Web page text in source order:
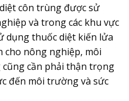
côn trùng được sử
và trong các khu vực
dụng thuốc diệt kiến lửa
cho nông nghiệp, môi
cần phải thận trọng
đến môi trường và sức